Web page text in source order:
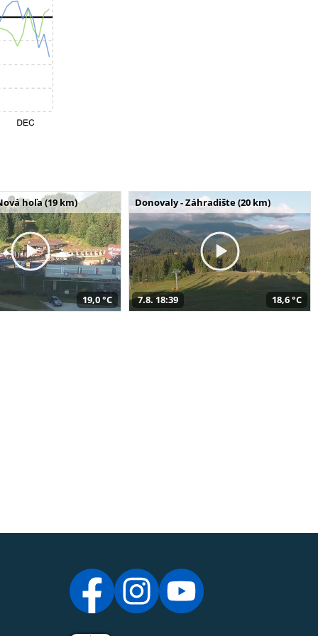
hoľa (19 km)
19,0 °C
Donovaly - Záhradište (20 km)
7.8. 18:39 18,6 °C